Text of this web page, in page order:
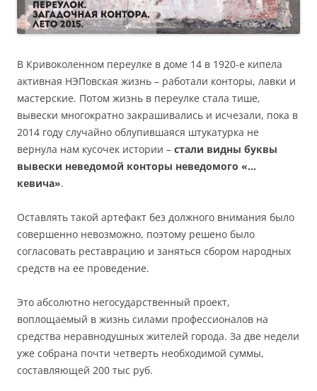
В Кривоколенном переулке в доме 14 в 1920-е кипела
активная НЭПовская жизнь – работали конторы, лавки и
мастерские. Потом жизнь в переулке стала тише,
вывески многократно закрашивались и исчезали, пока в
2014 году случайно облупившаяся штукатурка не
вернула нам кусочек истории – стали видны буквы
вывески неведомой конторы неведомого «…
кевича».
Оставлять такой артефакт без должного внимания было
совершенно невозможно, поэтому решено было
согласовать реставрацию и заняться сбором народных
средств на ее проведение.
Это абсолютно негосударственный проект,
воплощаемый в жизнь силами профессионалов на
средства неравнодушных жителей города. За две недели
уже собрана почти четверть необходимой суммы,
составляющей 200 тыс руб.